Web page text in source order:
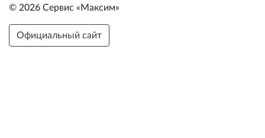
© 2026 Сервис «Максим»
Официальный сайт